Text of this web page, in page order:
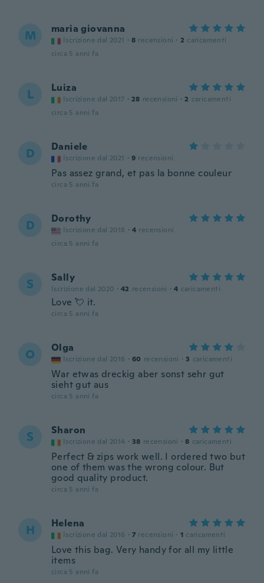
M maria giovanna
Iscrizione dal 2021 · 8 recensioni · 2 caricamenti
circa 5 anni fa
L Luiza
Iscrizione dal 2017 · 28 recensioni · 2 caricamenti
circa 5 anni fa
D Daniele
Iscrizione dal 2021 · 9 recensioni
Pas assez grand, et pas la bonne couleur
circa 5 anni fa
D Dorothy
Iscrizione dal 2018 · 4 recensioni
circa 5 anni fa
S Sally
Iscrizione dal 2020 · 42 recensioni · 4 caricamenti
Love 💘 it.
circa 5 anni fa
O Olga
Iscrizione dal 2016 · 60 recensioni · 3 caricamenti
War etwas dreckig aber sonst sehr gut
sieht gut aus
circa 5 anni fa
S Sharon
Iscrizione dal 2014 · 38 recensioni · 8 caricamenti
Perfect & zips work well. I ordered two but
one of them was the wrong colour. But
good quality product.
circa 5 anni fa
H Helena
Iscrizione dal 2016 · 7 recensioni · 1 caricamenti
Love this bag. Very handy for all my little
items
circa 5 anni fa